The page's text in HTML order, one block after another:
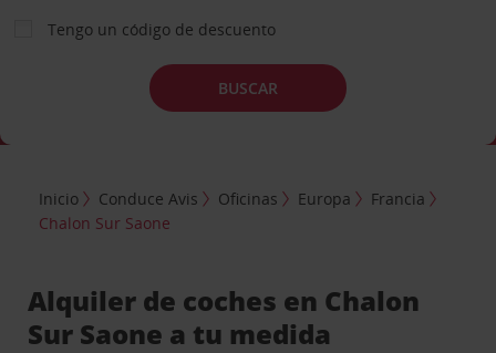
Tengo un código de descuento
BUSCAR
Inicio Conduce Avis Oficinas Europa
Francia
Chalon Sur Saone
Alquiler de coches en Chalon
Sur Saone a tu medida